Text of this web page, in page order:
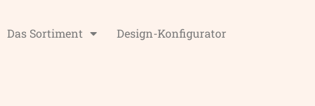
Das Sortiment Design-Konfigurator